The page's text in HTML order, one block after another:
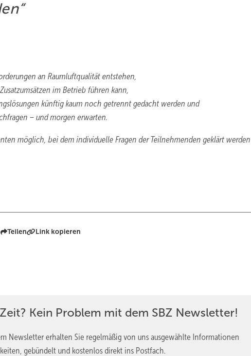
an Raumluftqualität entstehen,
im Betrieb führen kann,
künftig kaum noch getrennt gedacht werden und
– und morgen erwarten.
möglich, bei dem individuelle Fragen der Teilnehmenden ­geklärt werden
Teilen Link kopieren
Kein Problem mit dem SBZ Newsletter!
Newsletter erhalten Sie regelmäßig von uns ausgewählte Informationen
gebündelt und kostenlos direkt ins Postfach.